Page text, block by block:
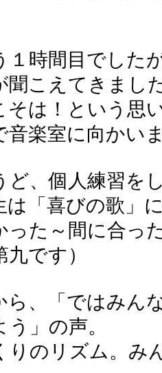
１時間目でした
聞こえてきまし
そは！という思
音楽室に向かい
ど、個人練習を
は「喜びの歌」
った～間に合っ
九です）
ら、「ではみん
う」の声。
りのリズム。み